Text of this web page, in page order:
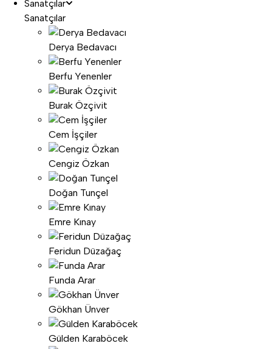
Sanatçılar
Sanatçılar
Derya Bedavacı
Berfu Yenenler
Burak Özçivit
Cem İşçiler
Cengiz Özkan
Doğan Tunçel
Emre Kınay
Feridun Düzağaç
Funda Arar
Gökhan Ünver
Gülden Karaböcek